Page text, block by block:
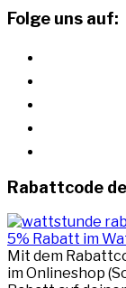
Folge uns auf:
Rabattcode
5% Rabatt im
Mit dem
im Onlineshop